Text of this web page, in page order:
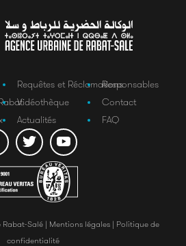
Requêtes et Réclamations
Vidéothèque
Actualités
Responsables
Contact
FAQ
Salé | Mentions légales | Politique de
confidentialité